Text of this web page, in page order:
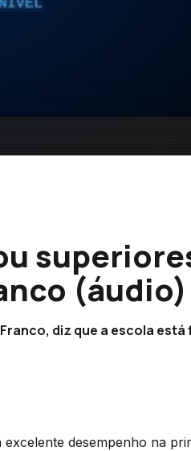
(áudio)
diz que a escola está
desempenho na